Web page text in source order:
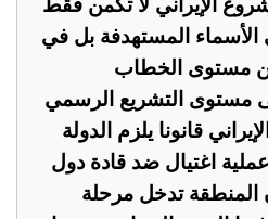
الإيراني لا تكمن فقط
الأسماء المستهدفة بل في
من مستوى الخطاب
مستوى التشريع الرسمي
قانونا يلزم الدولة
اغتيال ضد قادة دول
المنطقة تدخل مرحلة